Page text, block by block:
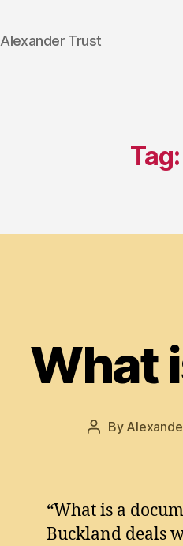
Alexander Trust
Tag:
What
Post
By
“What is a
Buckland deals